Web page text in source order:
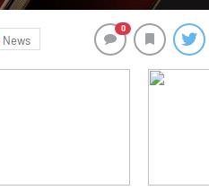
News
0